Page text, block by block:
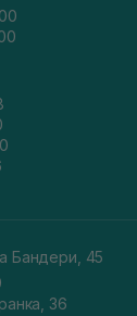
Бандери, 45
36